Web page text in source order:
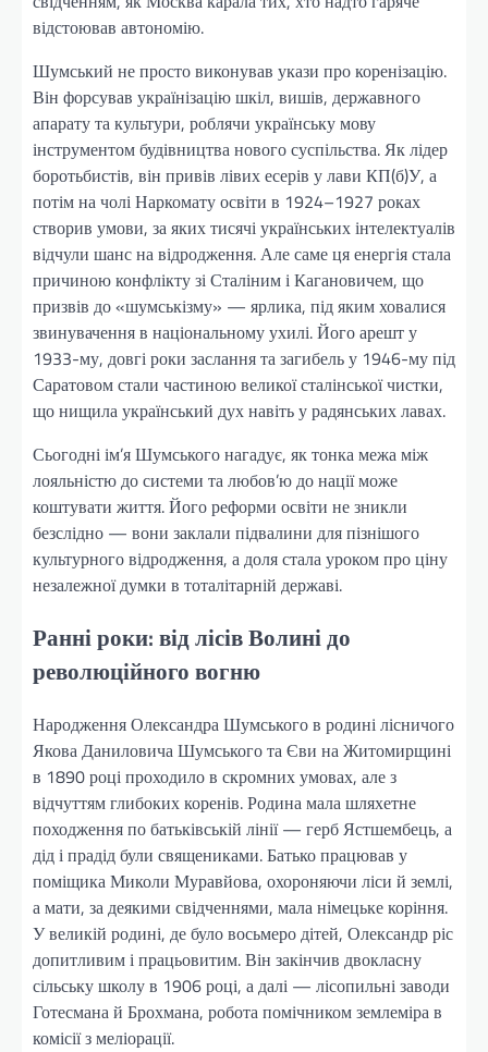
відстоював автономію.
Шумський не просто виконував укази про коренізацію.
Він форсував українізацію шкіл, вишів, державного
апарату та культури, роблячи українську мову
інструментом будівництва нового суспільства. Як лідер
боротьбистів, він привів лівих есерів у лави КП(б)У, а
потім на чолі Наркомату освіти в 1924–1927 роках
створив умови, за яких тисячі українських інтелектуалів
відчули шанс на відродження. Але саме ця енергія стала
причиною конфлікту зі Сталіним і Кагановичем, що
призвів до «шумськізму» — ярлика, під яким ховалися
звинувачення в національному ухилі. Його арешт у
1933-му, довгі роки заслання та загибель у 1946-му під
Саратовом стали частиною великої сталінської чистки,
що нищила український дух навіть у радянських лавах.
Сьогодні ім’я Шумського нагадує, як тонка межа між
лояльністю до системи та любов’ю до нації може
коштувати життя. Його реформи освіти не зникли
безслідно — вони заклали підвалини для пізнішого
культурного відродження, а доля стала уроком про ціну
незалежної думки в тоталітарній державі.
Ранні роки: від лісів Волині до
революційного вогню
Народження Олександра Шумського в родині лісничого
Якова Даниловича Шумського та Єви на Житомирщині
в 1890 році проходило в скромних умовах, але з
відчуттям глибоких коренів. Родина мала шляхетне
походження по батьківській лінії — герб Ястшембець, а
дід і прадід були священиками. Батько працював у
поміщика Миколи Муравйова, охороняючи ліси й землі,
а мати, за деякими свідченнями, мала німецьке коріння.
У великій родині, де було восьмеро дітей, Олександр ріс
допитливим і працьовитим. Він закінчив двокласну
сільську школу в 1906 році, а далі — лісопильні заводи
Готесмана й Брохмана, робота помічником землеміра в
комісії з меліорації.